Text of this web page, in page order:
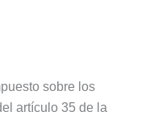
sobre los
artículo 35 de la